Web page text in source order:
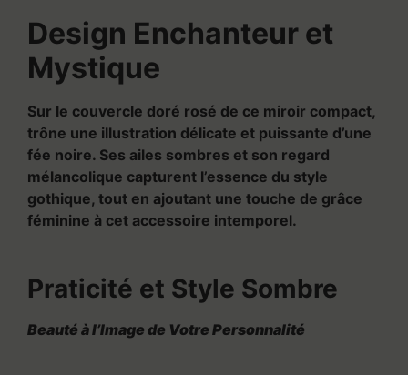
Design Enchanteur et
Mystique
Sur le couvercle doré rosé de ce miroir compact,
trône une illustration délicate et puissante d’une
fée noire. Ses ailes sombres et son regard
mélancolique capturent l’essence du style
gothique, tout en ajoutant une touche de grâce
féminine à cet accessoire intemporel.
Praticité et Style Sombre
Beauté à l’Image de Votre Personnalité